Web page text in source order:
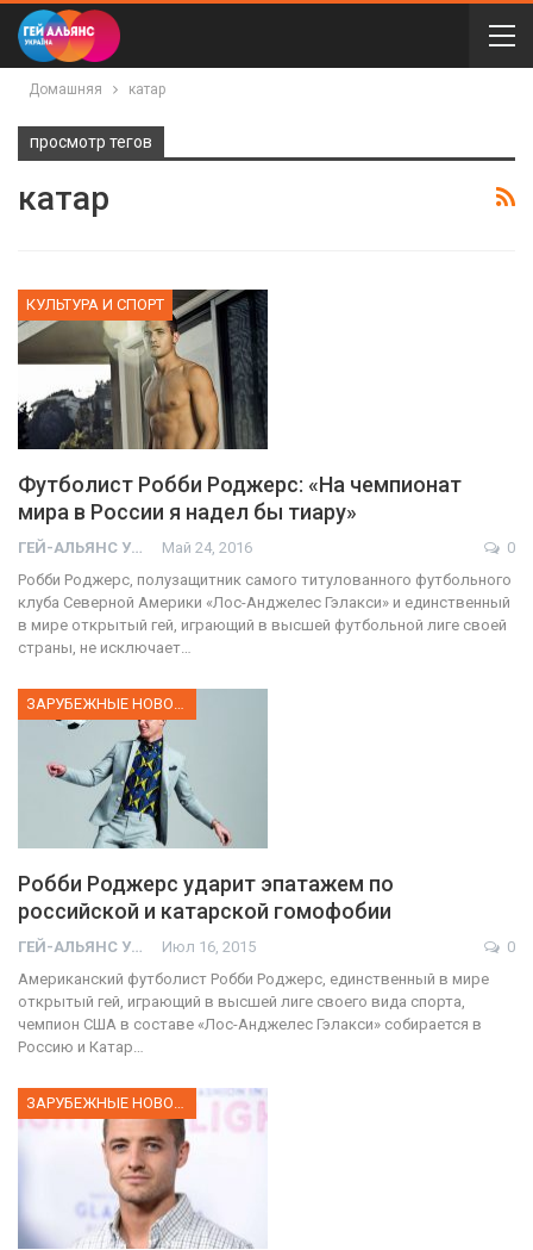
Домашняя катар
просмотр тегов
катар
КУЛЬТУРА И СПОРТ
Футболист Робби Роджерс: «На чемпионат
мира в России я надел бы тиару»
ГЕЙ-АЛЬЯНС УКРАИНА Май 24, 2016
0
Робби Роджерс, полузащитник самого титулованного футбольного
клуба Северной Америки «Лос-Анджелес Гэлакси» и единственный
в мире открытый гей, играющий в высшей футбольной лиге своей
страны, не исключает…
ЗАРУБЕЖНЫЕ НОВОСТИ
Робби Роджерс ударит эпатажем по
российской и катарской гомофобии
ГЕЙ-АЛЬЯНС УКРАИНА Июл 16, 2015
0
Американский футболист Робби Роджерс, единственный в мире
открытый гей, играющий в высшей лиге своего вида спорта,
чемпион США в составе «Лос-Анджелес Гэлакси» собирается в
Россию и Катар…
ЗАРУБЕЖНЫЕ НОВОСТИ